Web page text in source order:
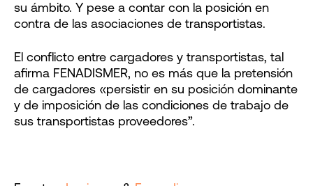
su ámbito. Y pese a contar con la posición en
contra de las asociaciones de transportistas.
El conflicto entre cargadores y transportistas, tal
afirma FENADISMER, no es más que la pretensión
de cargadores «persistir en su posición dominante
y de imposición de las condiciones de trabajo de
sus transportistas proveedores”.